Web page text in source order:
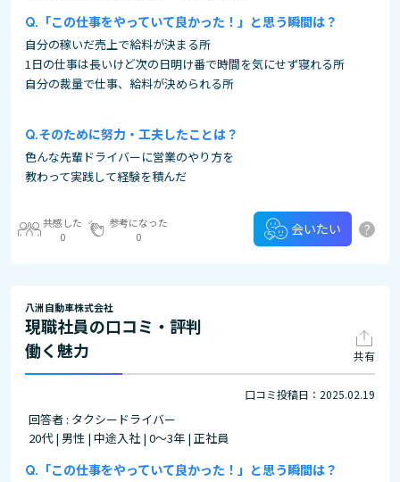
「この仕事をやっていて良かった！」と思う瞬間は？
自分の稼いだ売上で給料が決まる所
1日の仕事は長いけど次の日明け番で時間を気にせず寝れる所
自分の裁量で仕事、給料が決められる所
そのために努力・工夫したことは？
色んな先輩ドライバーに営業のやり方を
教わって実践して経験を積んだ
共感した
0
参考になった
0
会いたい ?
八洲自動車株式会社
現職社員の口コミ・評判
働く魅力
共有
口コミ投稿日：2025.02.19
回答者 : タクシードライバー
20代 | 男性 | 中途入社 | 0～3年 | 正社員
「この仕事をやっていて良かった！」と思う瞬間は？